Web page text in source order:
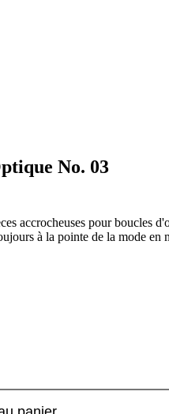
No. 03
accrocheuses pour boucles
à la pointe de la mode en